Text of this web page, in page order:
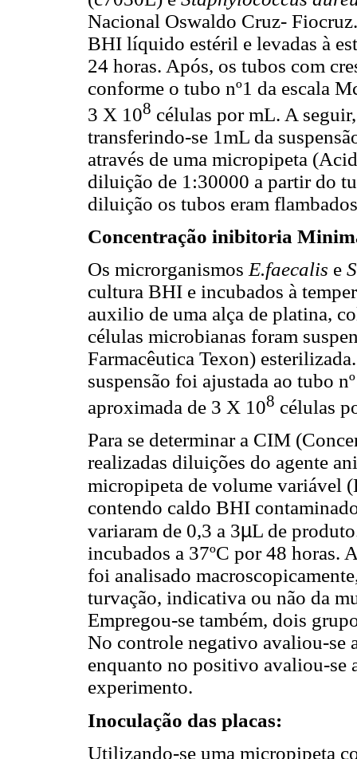
Nacional Oswaldo Cruz-
BHI líquido estéril e levadas à
24 horas. Após, os tubos com
conforme o tubo nº1 da escala
3 X 108 células por mL. A
transferindo-se 1mL da
através de uma micropipeta
diluição de 1:30000 a partir do
diluição os tubos eram
Concentração inibitoria
Os microrganismos E.faecalis e
cultura BHI e incubados à
auxilio de uma alça de platina,
células microbianas foram
Farmacêutica Texon)
suspensão foi ajustada ao tubo
aproximada de 3 X 108 células
Para se determinar a CIM
realizadas diluições do agente
micropipeta de volume variável
contendo caldo BHI
variaram de 0,3 a 3µL de
incubados a 37ºC por 48 horas.
foi analisado
turvação, indicativa ou não da
Empregou-se também, dois
No controle negativo avaliou-se
enquanto no positivo avaliou-se
experimento.
Inoculação das placas:
Utilizando-se uma micropipeta